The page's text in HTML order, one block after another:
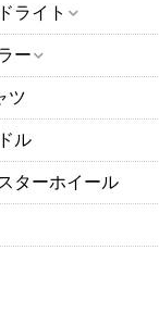
ライト
ー
ツ
ル
ターホイール